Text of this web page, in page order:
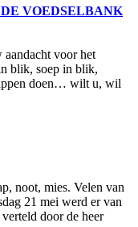
VOEDSELBANK
aandacht voor het
blik, soep in blik,
doen… wilt u, wil
noot, mies. Velen van
21 mei werd er van
door de heer